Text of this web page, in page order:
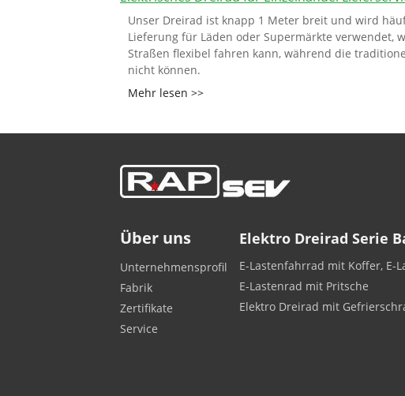
Unser Dreirad ist knapp 1 Meter breit und wird
Lieferung für Läden oder Supermärkte verwendet,
Straßen flexibel fahren kann, während die
nicht können.
Mehr lesen >>
Über uns
Unternehmensprofil
Fabrik
Zertifikate
Service
Elektro Dreirad Serie
E-Lastenfahrrad mit Koffer, E-
E-Lastenrad mit Pritsche
Elektro Dreirad mit